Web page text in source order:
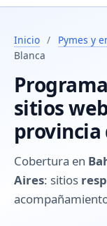
Inicio / Pymes y
Blanca
sitios
provincia
Cobertura en
Aires: sitios